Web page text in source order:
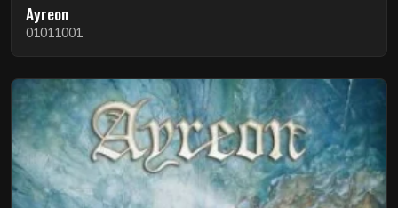
Ayreon
01011001